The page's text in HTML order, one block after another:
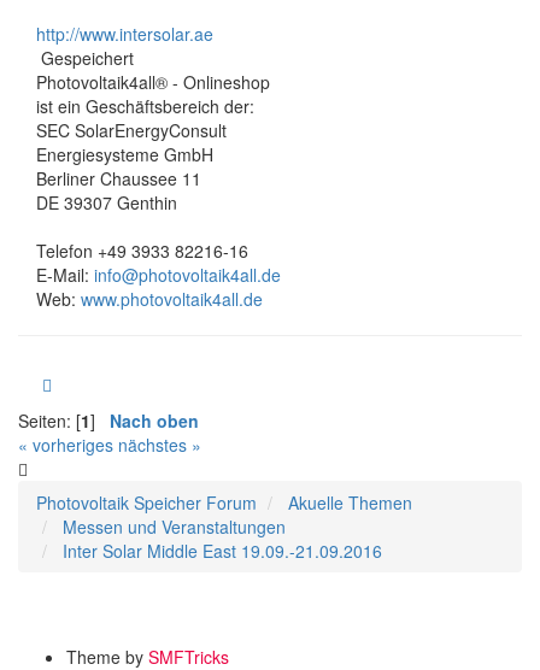
http://www.intersolar.ae
Gespeichert
Photovoltaik4all® - Onlineshop
ist ein Geschäftsbereich der:
SEC SolarEnergyConsult
Energiesysteme GmbH
Berliner Chaussee 11
DE 39307 Genthin
Telefon +49 3933 82216-16
E-Mail: info@photovoltaik4all.de
Web: www.photovoltaik4all.de
Seiten: [1] Nach oben
« vorheriges nächstes »
Photovoltaik Speicher Forum
Akuelle Themen
Messen und Veranstaltungen
Inter Solar Middle East 19.09.-21.09.2016
Theme by SMFTricks